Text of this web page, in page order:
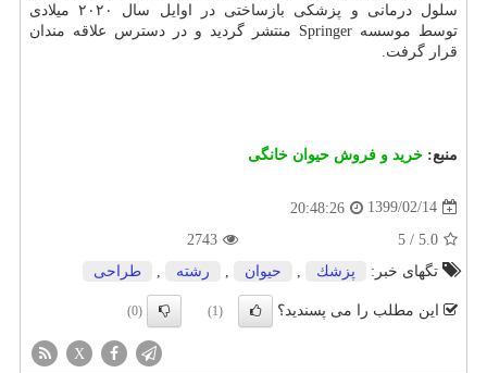
سلول درمانی و پزشکی بازساختی در اوایل سال ۲۰۲۰ میلادی
توسط موسسه Springer منتشر گردید و در دسترس علاقه مندان
قرار گرفت.
منبع: خرید و فروش حیوان خانگی
1399/02/14
20:48:26
5.0
/
5
2743
تگهای خبر:
پزشك حیوان رشته طراحی
این مطلب را می پسندید؟ (1)
(0)
X